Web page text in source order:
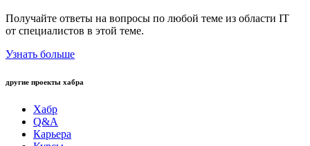
Получайте ответы на вопросы по любой теме из области IT
от специалистов в этой теме.
Узнать больше
другие проекты хабра
Хабр
Q&A
Карьера